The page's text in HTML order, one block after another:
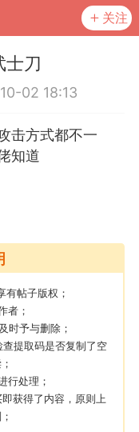
关注
行榜
机招募
士刀
02 18:13
击方式都不一
知道
有帖子版权；
者；
时予与删除；
提取码是否复制了空
行处理；
获得了内容，原则上